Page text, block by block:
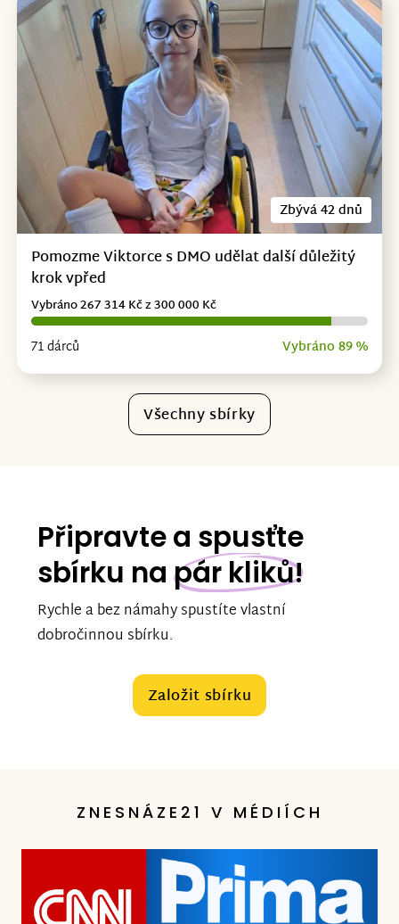
Zbývá 42 dnů
Pomozme Viktorce s DMO udělat další důležitý
krok vpřed
71 dárců Vybráno 89 %
Vybráno 267 314 Kč z 300 000 Kč
Všechny sbírky
Připravte a spusťte
sbírku na pár kliků!
Rychle a bez námahy spustíte vlastní
dobročinnou sbírku.
Založit sbírku
ZNESNÁZE21 V MÉDIÍCH